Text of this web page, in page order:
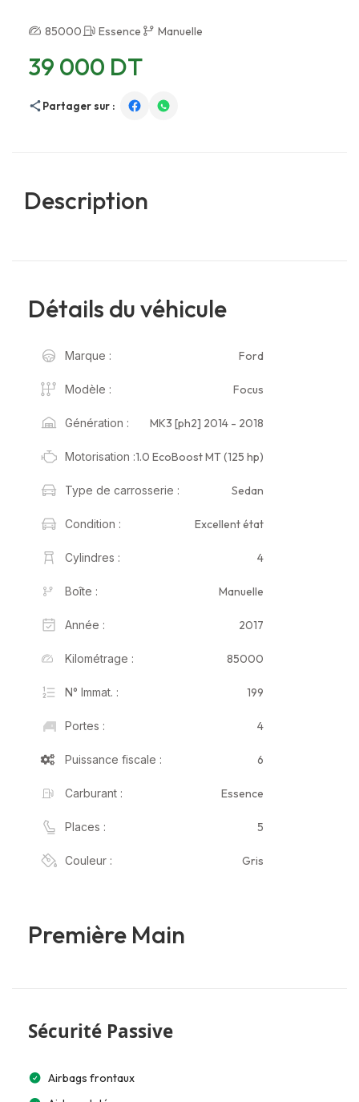
85000 Essence Manuelle
39 000 DT
Partager sur :
Description
Détails du véhicule
Marque : Ford
Modèle : Focus
Génération : MK3 [ph2] 2014 - 2018
Motorisation :1.0 EcoBoost MT (125 hp)
Type de carrosserie : Sedan
Condition : Excellent état
Cylindres : 4
Boîte : Manuelle
Année : 2017
Kilométrage : 85000
N° Immat. : 199
Portes : 4
Puissance fiscale : 6
Carburant : Essence
Places : 5
Couleur : Gris
Première Main
Sécurité Passive
Airbags frontaux